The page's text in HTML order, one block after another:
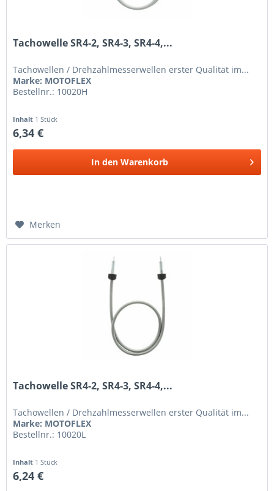
Tachowelle SR4-2, SR4-3, SR4-4,...
Tachowellen / Drehzahlmesserwellen erster Qualität im...
Marke: MOTOFLEX
Bestellnr.: 10020H
Inhalt 1 Stück
6,34 €
In den Warenkorb
Merken
Tachowelle SR4-2, SR4-3, SR4-4,...
Tachowellen / Drehzahlmesserwellen erster Qualität im...
Marke: MOTOFLEX
Bestellnr.: 10020L
Inhalt 1 Stück
6,24 €